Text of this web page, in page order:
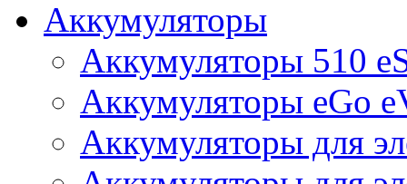
Аккумуляторы
Аккумуляторы 510
Аккумуляторы eGo
Аккумуляторы для